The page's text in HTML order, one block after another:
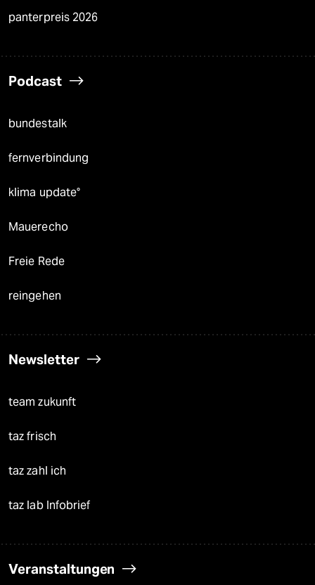
panterpreis 2026
Podcast
bundestalk
fernverbindung
klima update°
Mauerecho
Freie Rede
reingehen
Newsletter
team zukunft
taz frisch
taz zahl ich
taz lab Infobrief
Veranstaltungen